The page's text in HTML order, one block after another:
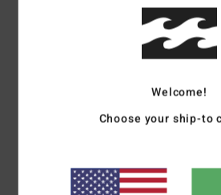
upcycler
Un tessuto dalle prestazioni
indumenti e bottiglie di PET riciclate
Prestazioni e comodità
Welcome!
Choose your ship-to